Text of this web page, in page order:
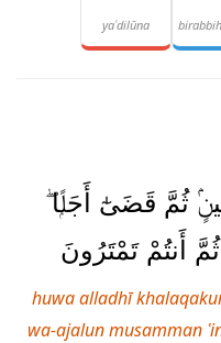
yaʿdilūna
ثُمَّ قَضَىٰٓ أَجَلًۭا
أَنتُمْ تَمْتَرُونَ
huwa alladhī
wa-ajalun musamman